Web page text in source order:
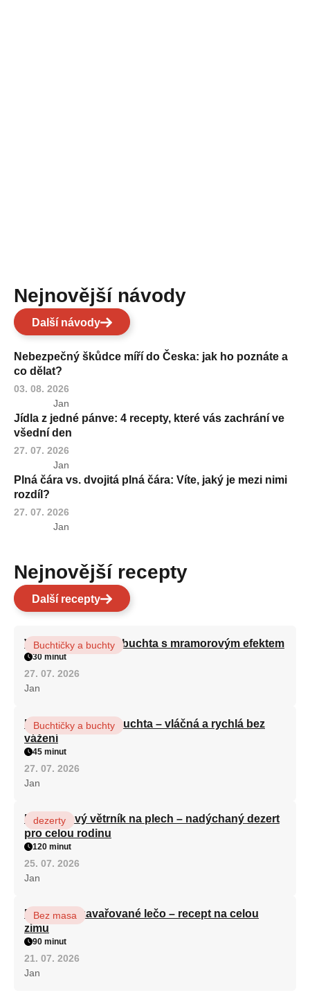
Nejnovější návody
Další návody
Nebezpečný škůdce míří do Česka: jak ho poznáte a
co dělat?
03. 08. 2026
Jan
Jídla z jedné pánve: 4 recepty, které vás zachrání ve
všední den
27. 07. 2026
Jan
Plná čára vs. dvojitá plná čára: Víte, jaký je mezi nimi
rozdíl?
27. 07. 2026
Jan
Nejnovější recepty
Další recepty
Vláčná olejová litá buchta s mramorovým efektem
Buchtičky a buchty
30 minut
27. 07. 2026
Jan
Hrnková maková buchta – vláčná a rychlá bez
vážení
Buchtičky a buchty
45 minut
27. 07. 2026
Jan
Karamelový větrník na plech – nadýchaný dezert
pro celou rodinu
dezerty
120 minut
25. 07. 2026
Jan
Babiččino zavařované lečo – recept na celou
zimu
Bez masa
90 minut
21. 07. 2026
Jan